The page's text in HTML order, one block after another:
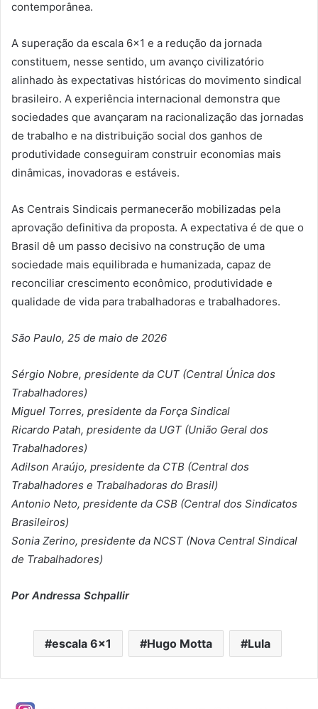
contemporânea.
A superação da escala 6×1 e a redução da jornada
constituem, nesse sentido, um avanço civilizatório
alinhado às expectativas históricas do movimento sindical
brasileiro. A experiência internacional demonstra que
sociedades que avançaram na racionalização das jornadas
de trabalho e na distribuição social dos ganhos de
produtividade conseguiram construir economias mais
dinâmicas, inovadoras e estáveis.
As Centrais Sindicais permanecerão mobilizadas pela
aprovação definitiva da proposta. A expectativa é de que o
Brasil dê um passo decisivo na construção de uma
sociedade mais equilibrada e humanizada, capaz de
reconciliar crescimento econômico, produtividade e
qualidade de vida para trabalhadoras e trabalhadores.
São Paulo, 25 de maio de 2026
Sérgio Nobre, presidente da CUT (Central Única dos
Trabalhadores)
Miguel Torres, presidente da Força Sindical
Ricardo Patah, presidente da UGT (União Geral dos
Trabalhadores)
Adilson Araújo, presidente da CTB (Central dos
Trabalhadores e Trabalhadoras do Brasil)
Antonio Neto, presidente da CSB (Central dos Sindicatos
Brasileiros)
Sonia Zerino, presidente da NCST (Nova Central Sindical
de Trabalhadores)
Por Andressa Schpallir
escala 6x1 Hugo Motta Lula